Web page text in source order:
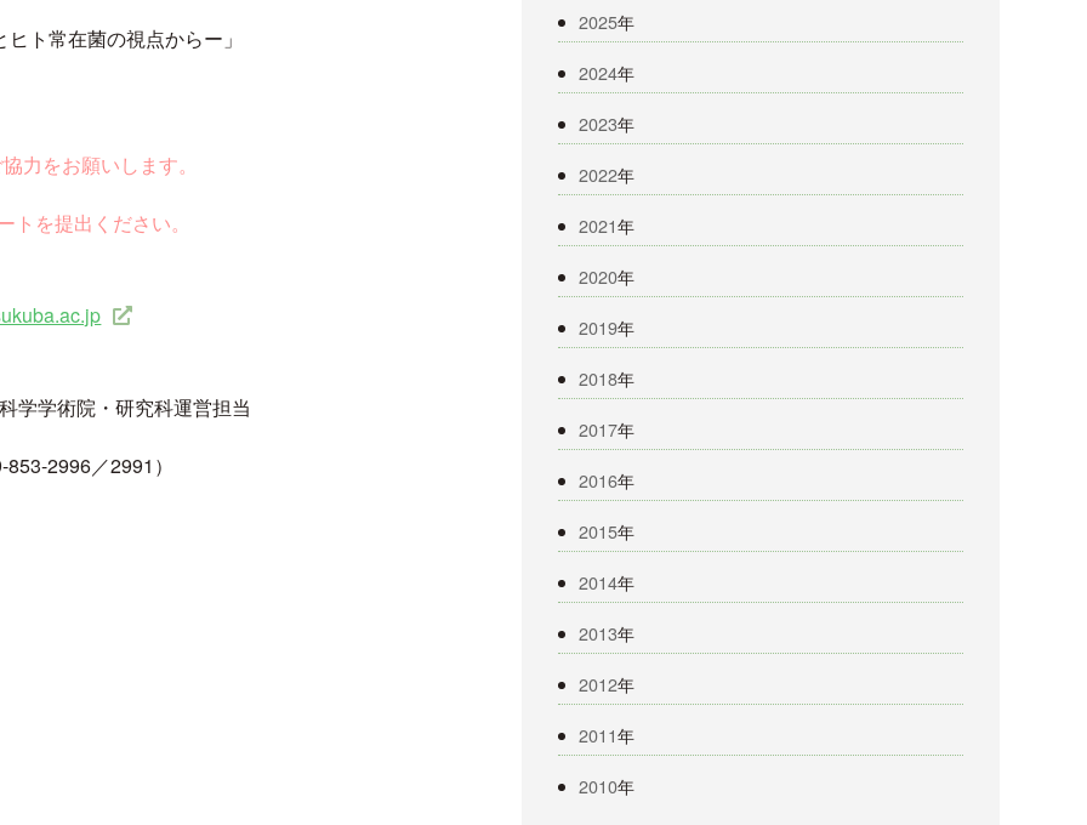
ト常在菌の視点からー」
力をお願いします。
を提出ください。
学学術院・研究科運営担当
2996／2991）
2025年
2024年
2023年
2022年
2021年
2020年
2019年
2018年
2017年
2016年
2015年
2014年
2013年
2012年
2011年
2010年